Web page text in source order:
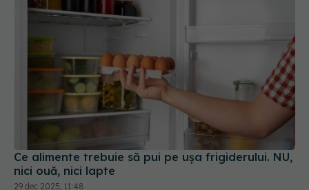
Ce alimente trebuie să pui pe ușa frigiderului. NU,
nici ouă, nici lapte
29 dec 2025, 11:48